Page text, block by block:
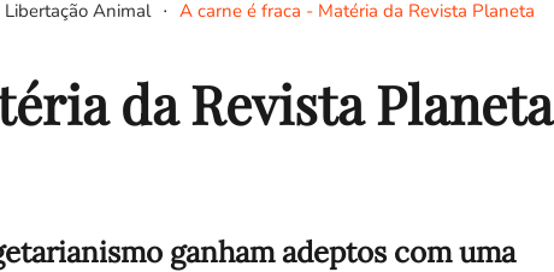
Libertação Animal A carne é fraca - Matéria da Revista Planeta
da Revista Planeta
ganham adeptos com uma